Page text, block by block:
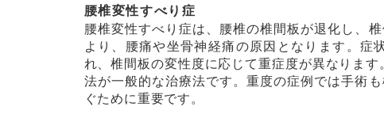
腰椎変性すべり症
腰椎変性すべり症は、腰椎の椎間板が退化し、
より、腰痛や坐骨神経痛の原因となります。症
れ、椎間板の変性度に応じて重症度が異なりま
法が一般的な治療法です。重度の症例では手術
ぐために重要です。